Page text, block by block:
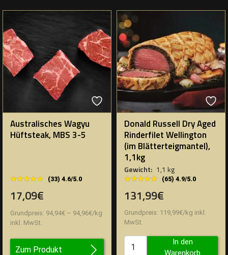
Australisches Wagyu
Hüftsteak, MBS 3-5
★★★★★
★★★★★ (33) 4.6/5.0
17,09€
Grundpreis: 94,94€ – 94,96€/kg
inkl. MwSt.
Zum Produkt
Donald Russell Dry Aged
Rinderfilet Wellington
(im Blätterteigmantel),
1,1kg
Gewicht: 1,1 kg
★★★★★
★★★★★ (65) 4.9/5.0
131,99€
Grundpreis: 119,99€/kg inkl.
MwSt.
In den